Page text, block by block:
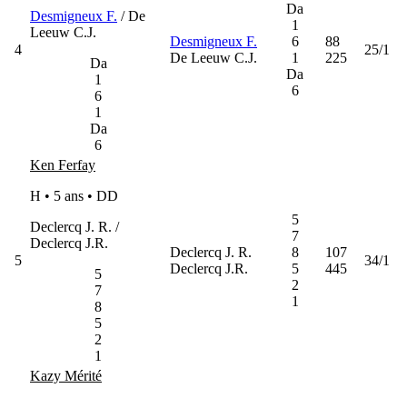
4
Desmigneux F. / De
Leeuw C.J.
Da
1
6
1
Da
6
Desmigneux F.
De Leeuw C.J.
Da
1
6
1
Da
6
88
225
25/1
5
Ken Ferfay
H • 5 ans • DD
Declercq J. R. /
Declercq J.R.
5
7
8
5
2
1
Declercq J. R.
Declercq J.R.
5
7
8
5
2
1
107
445
34/1
Kazy Mérité